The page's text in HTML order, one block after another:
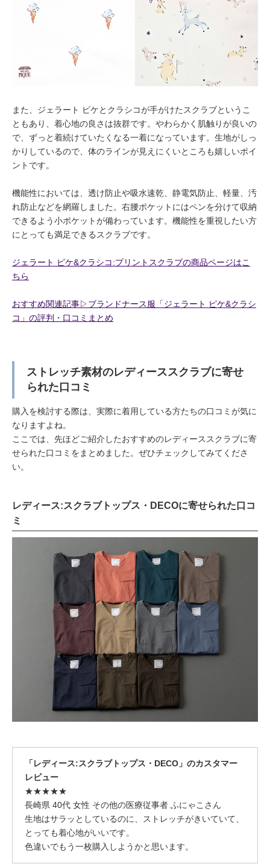
また、ジェラート ピケとクラシコが手がけたスクラブというこ
ともあり、着心地の良さは抜群です。やわらかく肌触りが良いの
で、ずっと着続けていたくなる一着になっています。生地がしっ
かりしているので、体のラインが見えにくいところも嬉しいポイ
ントです。
機能性においては、透け防止や吸水速乾、静電気防止、軽量、汚
れ防止などを網羅しました。右腰ポケットにはペンを分けて収納
できるよう小ポケットが備わっています。機能性を重視したい方
にとっても満足できるスクラブです。
ジェラート ピケ&クラシコ:プリントスクラブの商品ページはこ
ちら
おすすめ関連記事▷ブランドナース服「ジェラート ピケ&クラシ
コ」の評判・口コミまとめ
ストレッチ素材のレディーススクラブに寄せ
られた口コミ
購入を検討する際は、実際に着用している方たちの口コミが気に
なりますよね。
ここでは、先ほどご紹介したおすすめのレディーススクラブに寄
せられた口コミをまとめました。ぜひチェックしてみてくださ
い。
レディース:スクラブトップス・DECOに寄せられた口コ
ミ
「レディース:スクラブトップス・DECO」のカスタマー
レビュー
★★★★★
長崎県 40代 女性 その他の医療従事者 ふにゃこさん
生地はサラッとしているのに、ストレッチがきいていて、
とっても着心地がいいです。
色違いでもう一枚購入しようかと思います。